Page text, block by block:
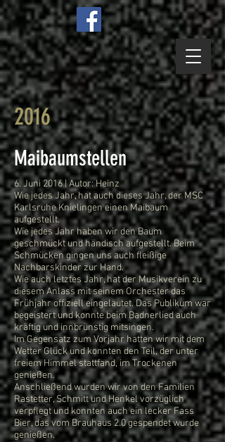
2016
Maibaumstellen
6. Juni 2016 | Autor: Heinz
Wie jedes Jahr, hat auch dieses Jahr, der MSC
Karlsruhe Knielingen einen Maibaum
aufgestellt.
Wie jedes Jahr haben wir den Baum
geschmückt und händisch aufgestellt. Beim
Schmücken gingen uns auch fleißige
Nachbarskinder zur Hand.
Wie auch letztes Jahr, hat der Musikverein zu
diesem Anlass mit seinem Orchester das
Frühjahr offiziell eingeläutet. Das Publikum war
begeistert und konnte beim Badnerlied auch
kräftig und innbrünstig mitsingen.
Im Gegensatz zum Vorjahr hatten wir mit dem
Wetter Glück und konnten den Teil, der unter
freiem Himmel stattfand, im Trockenen
genießen.
Anschließend wurden wir von den Familien
Rastetter, Schmitt und Henkel vorzüglich
verpflegt und konnten auch ein lecker Fass
Bier, das vom Brauhaus 2.0 gespendet wurde
genießen.